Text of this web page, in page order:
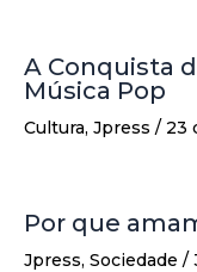
A Conquista
Música Pop
Cultura, Jpress / 23
Por que
Jpress, Sociedade /